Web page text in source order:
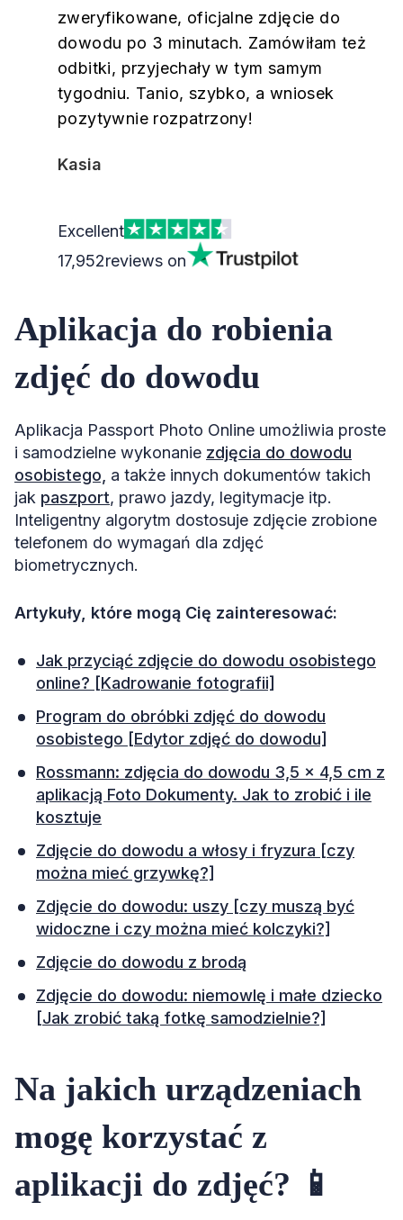
zweryfikowane, oficjalne zdjęcie do
dowodu po 3 minutach. Zamówiłam też
odbitki, przyjechały w tym samym
tygodniu. Tanio, szybko, a wniosek
pozytywnie rozpatrzony!
Kasia
Excellent
17,952reviews on
Aplikacja do robienia
zdjęć do dowodu
Aplikacja Passport Photo Online umożliwia proste
i samodzielne wykonanie zdjęcia do dowodu
osobistego, a także innych dokumentów takich
jak paszport, prawo jazdy, legitymacje itp.
Inteligentny algorytm dostosuje zdjęcie zrobione
telefonem do wymagań dla zdjęć
biometrycznych.
Artykuły, które mogą Cię zainteresować:
Jak przyciąć zdjęcie do dowodu osobistego
online? [Kadrowanie fotografii]
Program do obróbki zdjęć do dowodu
osobistego [Edytor zdjęć do dowodu]
Rossmann: zdjęcia do dowodu 3,5 x 4,5 cm z
aplikacją Foto Dokumenty. Jak to zrobić i ile
kosztuje
Zdjęcie do dowodu a włosy i fryzura [czy
można mieć grzywkę?]
Zdjęcie do dowodu: uszy [czy muszą być
widoczne i czy można mieć kolczyki?]
Zdjęcie do dowodu z brodą
Zdjęcie do dowodu: niemowlę i małe dziecko
[Jak zrobić taką fotkę samodzielnie?]
Na jakich urządzeniach
mogę korzystać z
aplikacji do zdjęć? 📱